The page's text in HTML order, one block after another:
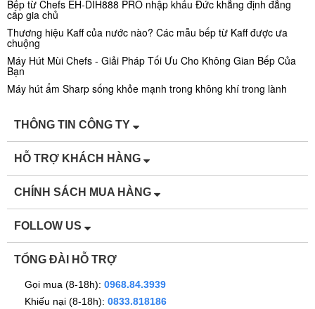
Bếp từ Chefs EH-DIH888 PRO nhập khẩu Đức khẳng định đẳng
cấp gia chủ
Thương hiệu Kaff của nước nào? Các mẫu bếp từ Kaff được ưa
chuộng
Máy Hút Mùi Chefs - Giải Pháp Tối Ưu Cho Không Gian Bếp Của
Bạn
Máy hút ẩm Sharp sống khỏe mạnh trong không khí trong lành
THÔNG TIN CÔNG TY
HỖ TRỢ KHÁCH HÀNG
CHÍNH SÁCH MUA HÀNG
FOLLOW US
TỔNG ĐÀI HỖ TRỢ
Gọi mua (8-18h): 0968.84.3939
Khiếu nại (8-18h): 0833.818186